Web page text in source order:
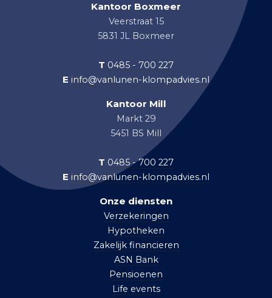
Kantoor Boxmeer
Veerstraat 15
5831 JL Boxmeer
T 0485 - 700 227
E info@vanlunen-klompadvies.nl
Kantoor Mill
Markt 29
5451 BS Mill
T 0485 - 700 227
E info@vanlunen-klompadvies.nl
Onze diensten
Verzekeringen
Hypotheken
Zakelijk financieren
ASN Bank
Pensioenen
Life events